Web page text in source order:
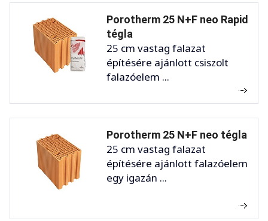
Porotherm 25 N+F neo Rapid
tégla
25 cm vastag falazat
építésére ajánlott csiszolt
falazóelem ...
Porotherm 25 N+F neo tégla
25 cm vastag falazat
építésére ajánlott falazóelem
egy igazán ...